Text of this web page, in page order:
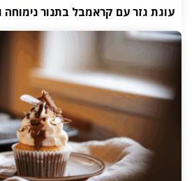
עוגת גזר עם קראמבל בתנור נימוחה